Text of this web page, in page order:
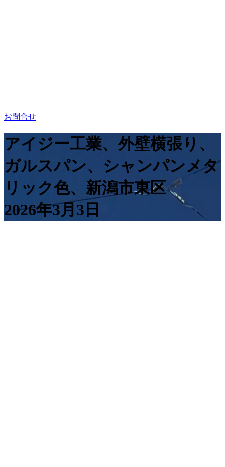
お問合せ
アイジー工業、外壁横張り、
ガルスパン、シャンパンメタ
リック色、新潟市東区
2026年3月3日